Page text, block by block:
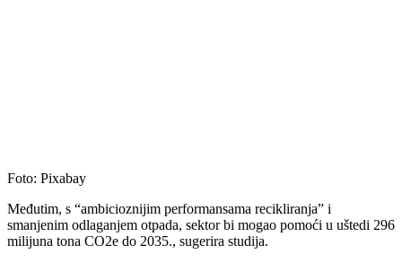
Foto: Pixabay
Međutim, s “ambicioznijim performansama recikliranja” i
smanjenim odlaganjem otpada, sektor bi mogao pomoći u uštedi 296
milijuna tona CO2e do 2035., sugerira studija.